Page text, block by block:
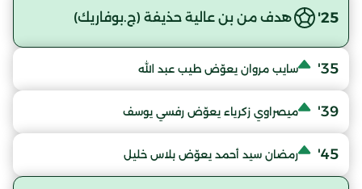
25' هدف من بن عالية حذيفة (ج.بوفاريك)
35' سايب مروان يعوّض طيب عبد الله
39' ميصراوي زكرياء يعوّض رفسي يوسف
45' رمضان سيد أحمد يعوّض بلاس خليل